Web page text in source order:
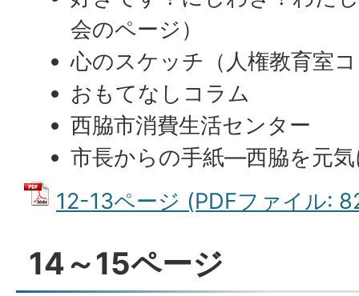
会のページ）
心のスケッチ（人権教育室
おもてなしコラム
西脇市消費生活センター
市長からの手紙―西脇を元
12-13ページ (PDFファイル:
14～15ページ